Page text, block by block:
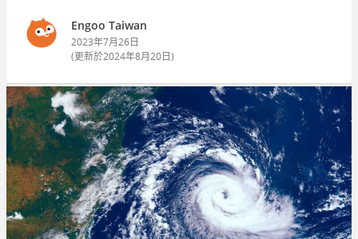
Engoo Taiwan
2023年7月26日
(更新於2024年8月20日)